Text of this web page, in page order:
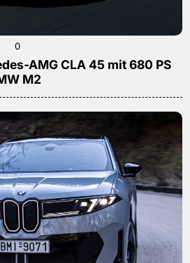
0
AMG CLA 45 mit 680 PS
M2